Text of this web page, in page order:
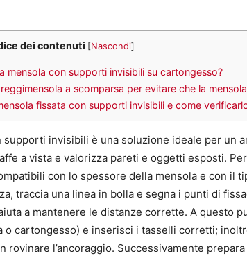
dei contenuti [Nascondi]
mensola con supporti invisibili su cartongesso?
a scomparsa per evitare che la
fissata con supporti invisibili e come
supporti invisibili è una soluzione ideale per un
a vista e valorizza pareti e oggetti esposti.
con lo spessore della mensola e con il
traccia una linea in bolla e segna i punti di
a mantenere le distanze corrette. A questo
o cartongesso) e inserisci i tasselli corretti;
rovinare l’ancoraggio. Successivamente